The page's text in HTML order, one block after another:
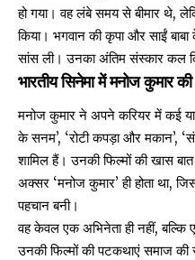
हो गया। वह लंबे समय से बीमार थे,
किया। भगवान की कृपा और साईं बाबा
सांस ली। उनका अंतिम संस्कार कल
भारतीय सिनेमा में मनोज कुमार
मनोज कुमार ने अपने करियर में कई
के सनम’, ‘रोटी कपड़ा और मकान’,
शामिल हैं। उनकी फिल्मों की खास
अक्सर ‘मनोज कुमार’ ही होता था,
पहचान बनी।
वह केवल एक अभिनेता ही नहीं,
उनकी फिल्मों की पटकथाएं समाज की